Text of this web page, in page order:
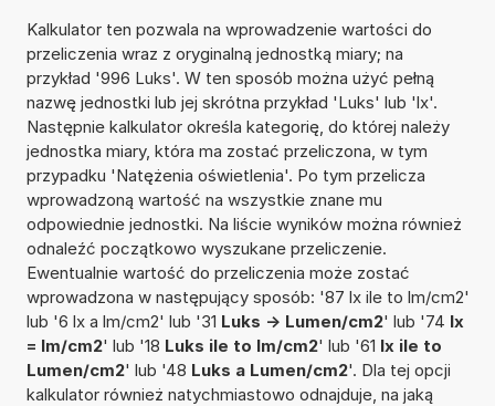
Kalkulator ten pozwala na wprowadzenie wartości do
przeliczenia wraz z oryginalną jednostką miary; na
przykład '996 Luks'. W ten sposób można użyć pełną
nazwę jednostki lub jej skrótna przykład 'Luks' lub 'lx'.
Następnie kalkulator określa kategorię, do której należy
jednostka miary, która ma zostać przeliczona, w tym
przypadku 'Natężenia oświetlenia'. Po tym przelicza
wprowadzoną wartość na wszystkie znane mu
odpowiednie jednostki. Na liście wyników można również
odnaleźć początkowo wyszukane przeliczenie.
Ewentualnie wartość do przeliczenia może zostać
wprowadzona w następujący sposób: '87 lx ile to lm/cm2'
lub '6 lx a lm/cm2' lub '31 Luks -> Lumen/cm2' lub '74 lx
= lm/cm2' lub '18 Luks ile to lm/cm2' lub '61 lx ile to
Lumen/cm2' lub '48 Luks a Lumen/cm2'. Dla tej opcji
kalkulator również natychmiastowo odnajduje, na jaką